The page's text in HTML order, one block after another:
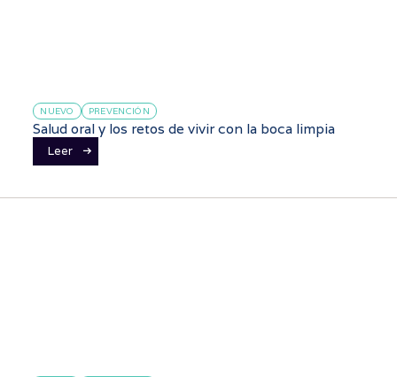
NUEVO PREVENCIÓN
Salud oral y los retos de vivir con la boca limpia
Leer